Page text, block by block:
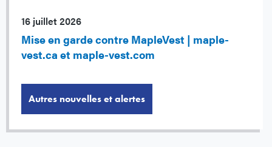
16 juillet 2026
Mise en garde contre MapleVest | maple-
vest.ca et maple-vest.com
Autres nouvelles et alertes